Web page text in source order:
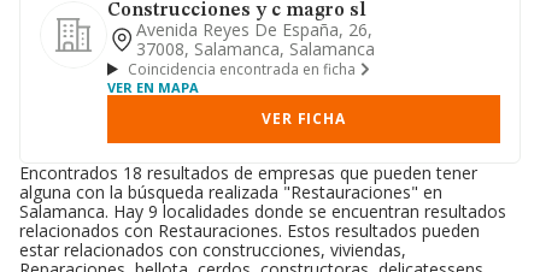
Construcciones y c magro sl
Avenida Reyes De España, 26,
37008, Salamanca, Salamanca
Coincidencia encontrada en ficha
VER EN MAPA
VER FICHA
Encontrados 18 resultados de empresas que pueden tener
alguna con la búsqueda realizada "Restauraciones" en
Salamanca. Hay 9 localidades donde se encuentran resultados
relacionados con Restauraciones. Estos resultados pueden
estar relacionados con construcciones, viviendas,